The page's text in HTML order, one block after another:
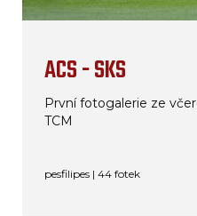
ACS - SKS
První fotogalerie ze
TCM
pesfilipes | 44 fotek